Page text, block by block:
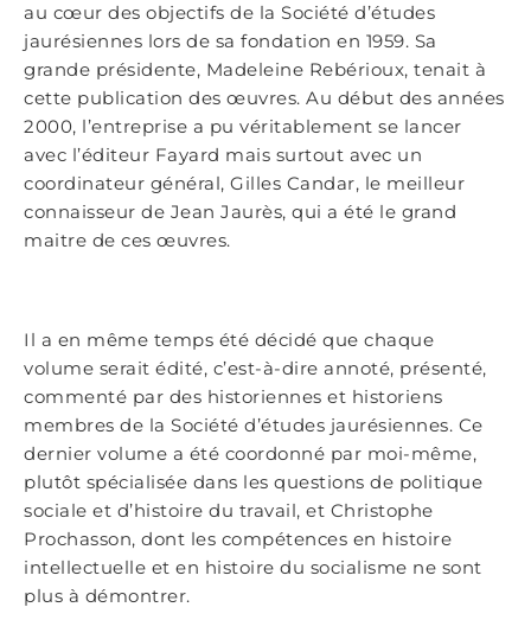
au cœur des objectifs de la Société d’études
jaurésiennes lors de sa fondation en 1959. Sa
grande présidente, Madeleine Rebérioux, tenait à
cette publication des œuvres. Au début des années
2000, l’entreprise a pu véritablement se lancer
avec l’éditeur Fayard mais surtout avec un
coordinateur général, Gilles Candar, le meilleur
connaisseur de Jean Jaurès, qui a été le grand
maitre de ces œuvres.
Il a en même temps été décidé que chaque
volume serait édité, c’est-à-dire annoté, présenté,
commenté par des historiennes et historiens
membres de la Société d’études jaurésiennes. Ce
dernier volume a été coordonné par moi-même,
plutôt spécialisée dans les questions de politique
sociale et d’histoire du travail, et Christophe
Prochasson, dont les compétences en histoire
intellectuelle et en histoire du socialisme ne sont
plus à démontrer.